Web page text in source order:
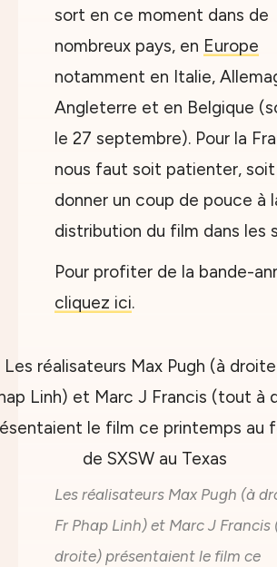
sort en ce moment dans de
nombreux pays, en Europe
notamment en Italie,
Angleterre et en Belgique
le 27 septembre). Pour la
nous faut soit patienter, soit
donner un coup de pouce à
distribution du film dans les
Pour profiter de la bande-
cliquez ici.
Les réalisateurs Max Pugh (à
Fr Phap Linh) et Marc J
droite) présentaient le film ce